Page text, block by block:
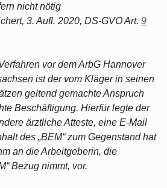
nicht nötig
3. Aufl. 2020, DS-GVO Art. 9
vor dem ArbG Hannover
ist der vom Kläger in seinen
geltend gemachte Anspruch
Beschäftigung. Hierfür legte der
ärztliche Atteste, eine E-Mail
des „BEM“ zum Gegenstand hat
an die Arbeitgeberin, die
Bezug nimmt, vor.